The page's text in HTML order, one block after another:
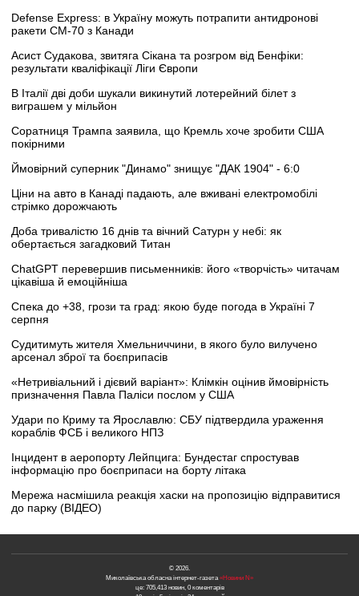
Defense Express: в Україну можуть потрапити антидронові
ракети CM-70 з Канади
Асист Судакова, звитяга Сікана та розгром від Бенфіки:
результати кваліфікації Ліги Європи
В Італії дві доби шукали викинутий лотерейний білет з
виграшем у мільйон
Соратниця Трампа заявила, що Кремль хоче зробити США
покірними
Ймовірний суперник "Динамо" знищує "ДАК 1904" - 6:0
Ціни на авто в Канаді падають, але вживані електромобілі
стрімко дорожчають
Доба тривалістю 16 днів та вічний Сатурн у небі: як
обертається загадковий Титан
ChatGPT перевершив письменників: його «творчість» читачам
цікавіша й емоційніша
Спека до +38, грози та град: якою буде погода в Україні 7
серпня
Судитимуть жителя Хмельниччини, в якого було вилучено
арсенал зброї та боєприпасів
«Нетривіальний і дієвий варіант»: Клімкін оцінив ймовірність
призначення Павла Паліси послом у США
Удари по Криму та Ярославлю: СБУ підтвердила ураження
кораблів ФСБ і великого НПЗ
Інцидент в аеропорту Лейпцига: Бундестаг спростував
інформацію про боєприпаси на борту літака
Мережа насмішила реакція хаски на пропозицію відправитися
до парку (ВІДЕО)
© 2026.
Миколаївська обласна інтернет-газета«Новини N»
це: 705,413 новин, 0 коментарів